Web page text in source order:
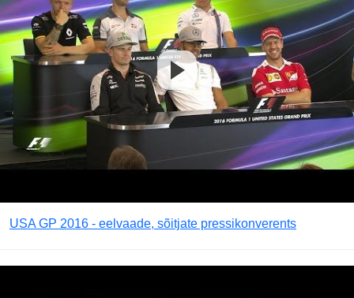
USA GP 2016 - eelvaade, sõitjate pressikonverents